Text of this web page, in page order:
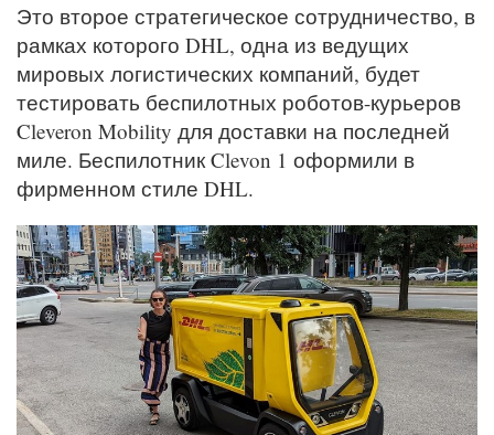
Это второе стратегическое сотрудничество, в
рамках которого DHL, одна из ведущих
мировых логистических компаний, будет
тестировать беспилотных роботов-курьеров
Cleveron Mobility для доставки на последней
миле. Беспилотник Clevon 1 оформили в
фирменном стиле DHL.